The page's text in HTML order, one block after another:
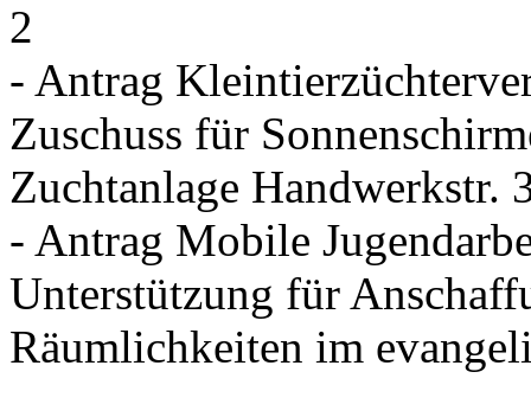
2
- Antrag
Zuschuss für
Zuchtanlage Handwerkstr.
- Antrag Mobile
Unterstützung für
Räumlichkeiten im